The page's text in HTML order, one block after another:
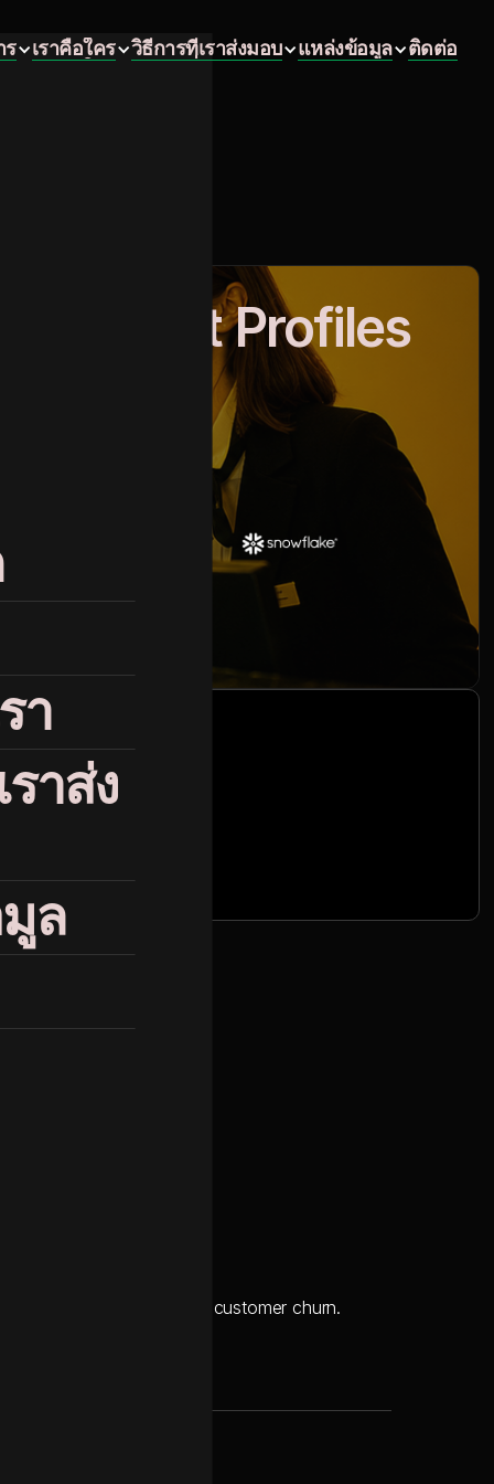
ร
เราคือใคร
วิธีการที่เราส่งมอบ
แหล่งข้อมูล
ติดต่อ
า
าส่ง
ล
Guest Profiles
% Marketing ROI
systems.
products, accelerating customer churn.